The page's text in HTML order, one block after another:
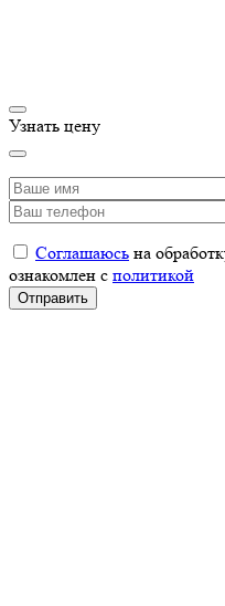
Узнать цену
Соглашаюсь на
ознакомлен с политикой